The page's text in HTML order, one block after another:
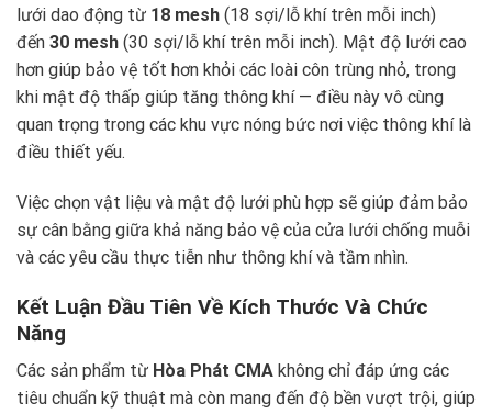
lưới dao động từ 18 mesh (18 sợi/lỗ khí trên mỗi inch)
đến 30 mesh (30 sợi/lỗ khí trên mỗi inch). Mật độ lưới cao
hơn giúp bảo vệ tốt hơn khỏi các loài côn trùng nhỏ, trong
khi mật độ thấp giúp tăng thông khí — điều này vô cùng
quan trọng trong các khu vực nóng bức nơi việc thông khí là
điều thiết yếu.
Việc chọn vật liệu và mật độ lưới phù hợp sẽ giúp đảm bảo
sự cân bằng giữa khả năng bảo vệ của cửa lưới chống muỗi
và các yêu cầu thực tiễn như thông khí và tầm nhìn.
Kết Luận Đầu Tiên Về Kích Thước Và Chức
Năng
Các sản phẩm từ Hòa Phát CMA không chỉ đáp ứng các
tiêu chuẩn kỹ thuật mà còn mang đến độ bền vượt trội, giúp